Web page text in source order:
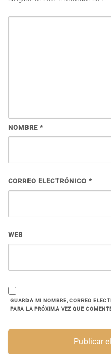
NOMBRE *
CORREO ELECTRÓNICO *
WEB
GUARDA MI NOMBRE, CORREO
PARA LA PRÓXIMA VEZ QUE